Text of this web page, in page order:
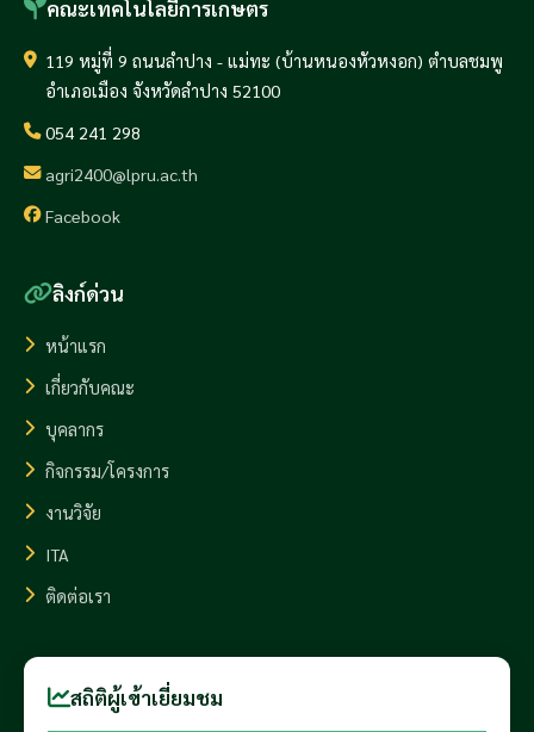
คณะเทคโนโลยีการเกษตร
119 หมู่ที่ 9 ถนนลำปาง - แม่ทะ (บ้านหนองหัวหงอก) ตำบลชมพู
อำเภอเมือง จังหวัดลำปาง 52100
054 241 298
agri2400@lpru.ac.th
Facebook
ลิงก์ด่วน
หน้าแรก
เกี่ยวกับคณะ
บุคลากร
กิจกรรม/โครงการ
งานวิจัย
ITA
ติดต่อเรา
สถิติผู้เข้าเยี่ยมชม